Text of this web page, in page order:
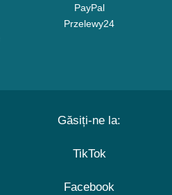
PayPal
Przelewy24
Găsiți-ne la:
TikTok
Facebook